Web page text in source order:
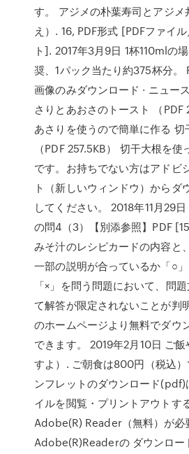
す。 アジメの朴葉寿司とアジ
え）. 16, PDF形式 [PDFファイ
ト]. 2017年3月9日 1杯110mlの
奨、1パック当たり約375杯分。
画像のみダウンロード · ニュー
さりとあおさのトースト （PDF
あさりを使うので簡単に作る 切
（PDF 257.5KB） 切干大根を
です。お持ちでない方はアドビ
ト（新しいウィンドウ）からダ
してください。 2018年11月29
の問4（3）【別添参照】PDF
みそ汁のレシピカードの内容と
一部の説明が合っているか「○
「×」を問う問題において、問
て解答が限定されないことが判
のホームページより無料でダウ
できます。 2019年2月10日 ご
すよ）. ご朝食は800円（税込
ンフレットのダウンロード(pdf)
イルを閲覧・プリントアウトす
Adobe(R) Reader（無料）が必
Adobe(R)Readerの ダウンロー